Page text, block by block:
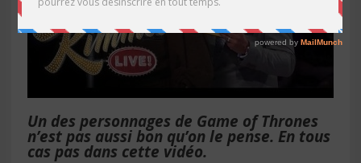
Un des personnages de Game of Thrones
n’est pas aussi bon qu’on le pense. En tous
cas pas dans cette vidéo.